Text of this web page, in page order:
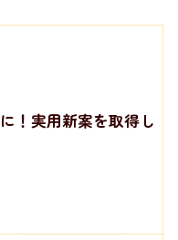
！実用新案を取得し